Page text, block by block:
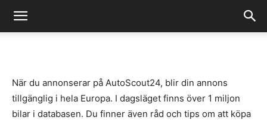
När du annonserar på AutoScout24, blir din annons
tillgänglig i hela Europa. I dagsläget finns över 1 miljon
bilar i databasen. Du finner även råd och tips om att köpa